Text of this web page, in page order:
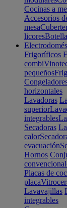
Cocinas a
Accesorios
mesa
licores
Frigoríficos
combi
pequeños
horizontales
Lavadoras
superior
integrables
Secadoras
calor
evacuación
Hornos
Placas de
placa
Lavavajillas
integrables